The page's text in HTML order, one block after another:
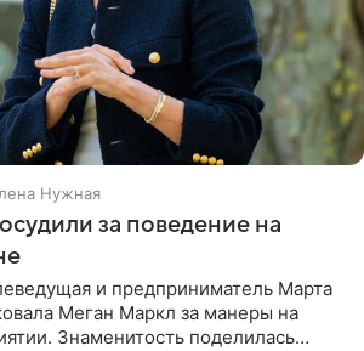
Нужная
за поведение на
и предприниматель Марта
Меган Маркл за манеры на
Знаменитость поделилась